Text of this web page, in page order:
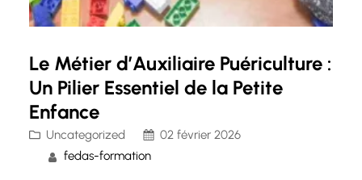
Le Métier d’Auxiliaire Puériculture :
Un Pilier Essentiel de la Petite
Enfance
Uncategorized
02 février 2026
fedas-formation